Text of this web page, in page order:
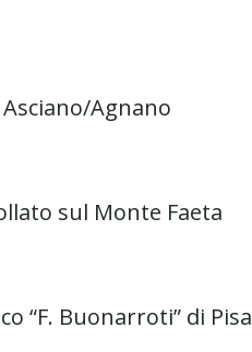
Agnano
sul Monte Faeta
“F. Buonarroti” di Pisa